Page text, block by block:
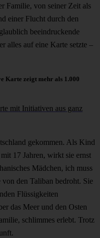
Familie, von seiner Zeit als
einer Flucht durch den
beeindruckende
alles auf eine Karte setzte –
Karte zeigt mehr als 1.000
mit Initiativen aus ganz
gekommen. Als Kind
17 Jahren, wirkt sie ernst
Mädchen, ich muss
den Taliban bedroht. Sie
Flüssigkeiten
das Meer und den Osten
schlimmes erlebt. Trotz